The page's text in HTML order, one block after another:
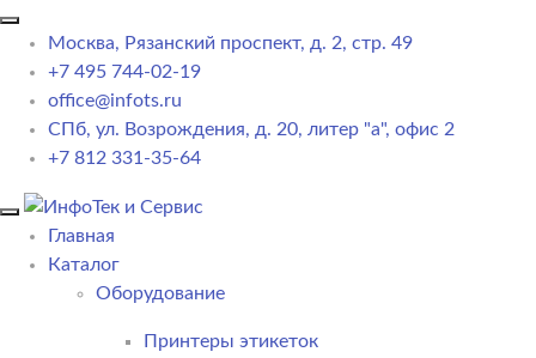
Москва, Рязанский проспект, д. 2, стр. 49
+7 495 744-02-19
office@infots.ru
СПб, ул. Возрождения, д. 20, литер "a", офис 2
+7 812 331-35-64
Главная
Каталог
Оборудование
Принтеры этикеток